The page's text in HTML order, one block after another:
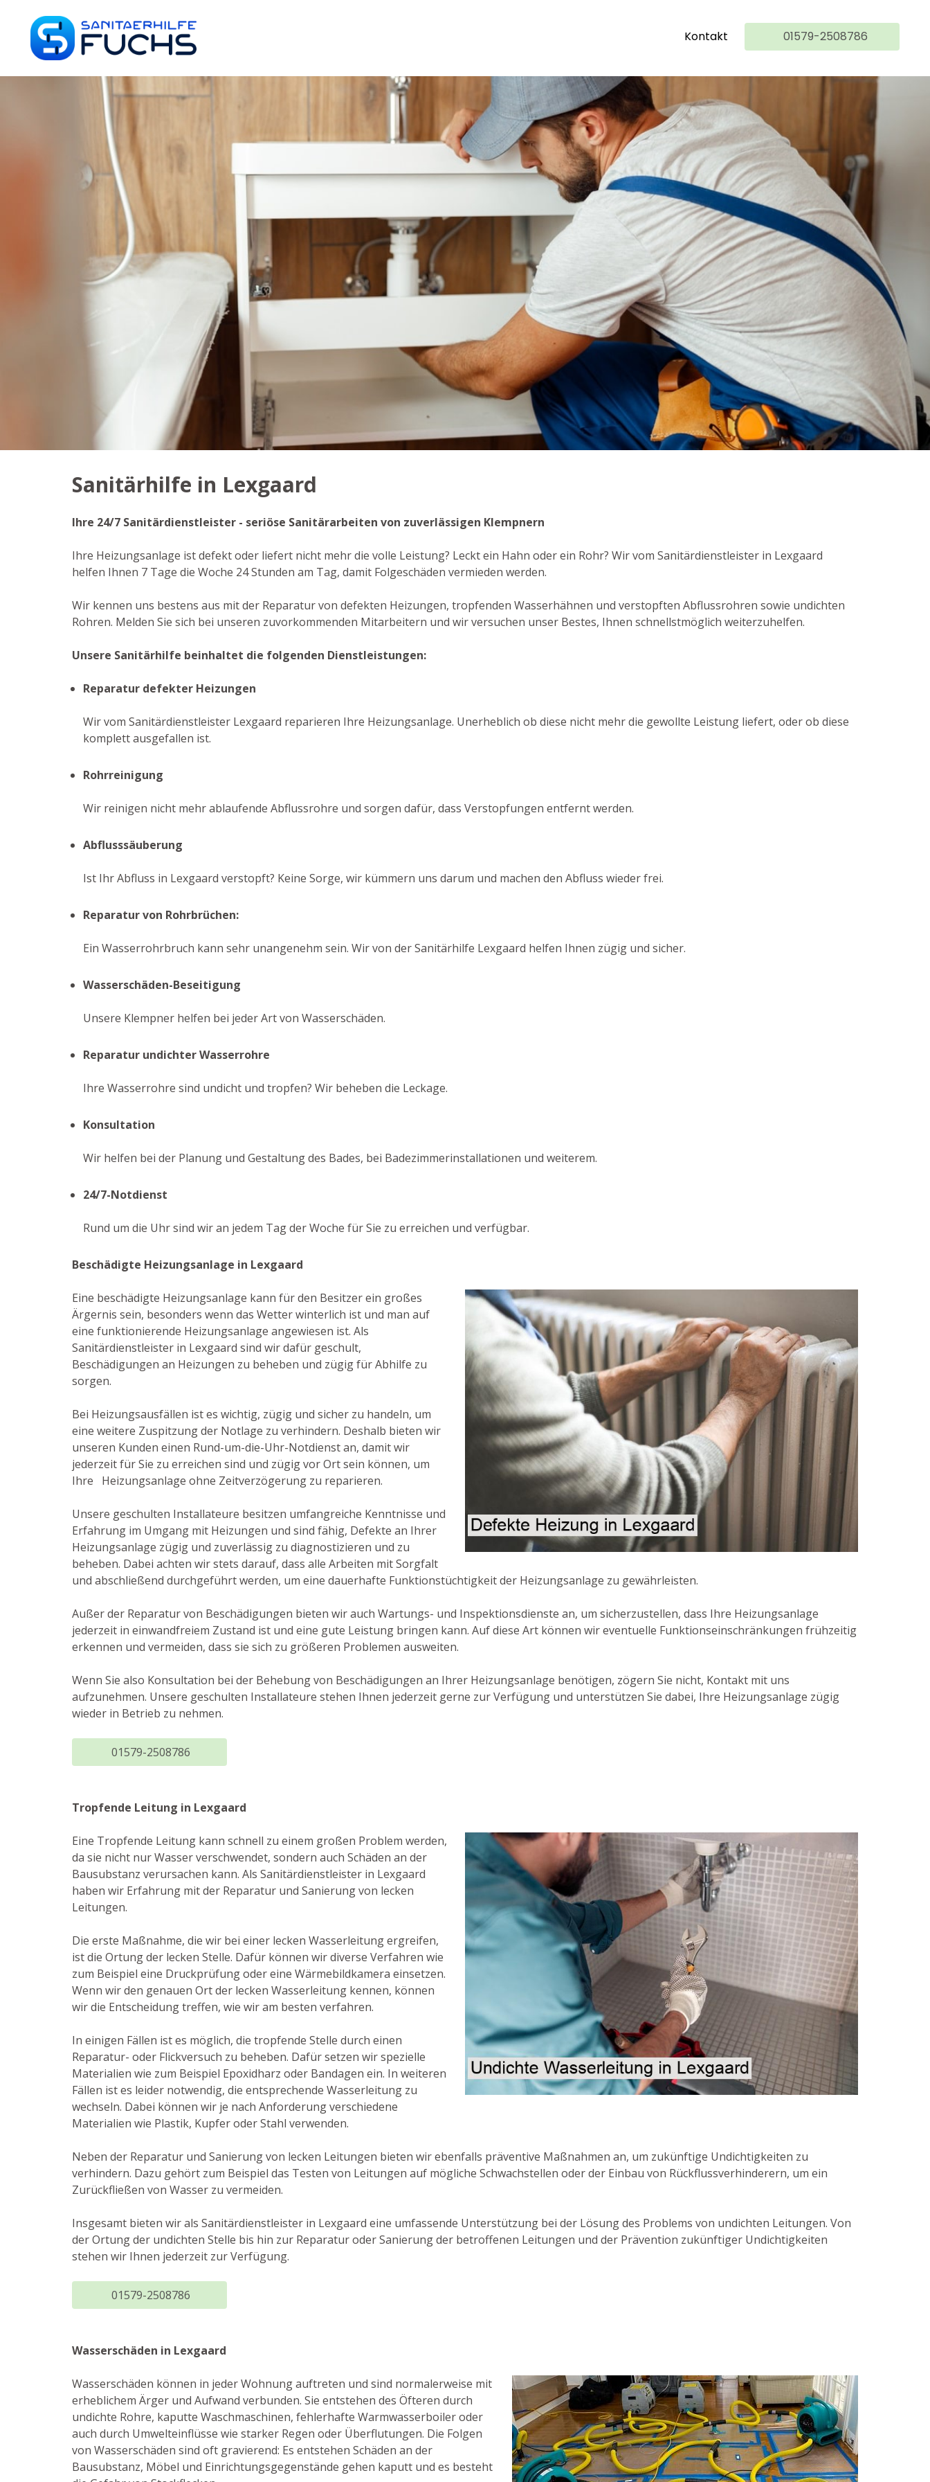
Kontakt 01579-2508786
Sanitärhilfe in Lexgaard
Ihre 24/7 Sanitärdienstleister - seriöse Sanitärarbeiten von zuverlässigen Klempnern
Ihre Heizungsanlage ist defekt oder liefert nicht mehr die volle Leistung? Leckt ein Hahn oder ein Rohr? Wir vom Sanitärdienstleister in Lexgaard
helfen Ihnen 7 Tage die Woche 24 Stunden am Tag, damit Folgeschäden vermieden werden.
Wir kennen uns bestens aus mit der Reparatur von defekten Heizungen, tropfenden Wasserhähnen und verstopften Abflussrohren sowie undichten
Rohren. Melden Sie sich bei unseren zuvorkommenden Mitarbeitern und wir versuchen unser Bestes, Ihnen schnellstmöglich weiterzuhelfen.
Unsere Sanitärhilfe beinhaltet die folgenden Dienstleistungen:
Reparatur defekter Heizungen
Wir vom Sanitärdienstleister Lexgaard reparieren Ihre Heizungsanlage. Unerheblich ob diese nicht mehr die gewollte Leistung liefert, oder ob diese
komplett ausgefallen ist.
Rohrreinigung
Wir reinigen nicht mehr ablaufende Abflussrohre und sorgen dafür, dass Verstopfungen entfernt werden.
Abflusssäuberung
Ist Ihr Abfluss in Lexgaard verstopft? Keine Sorge, wir kümmern uns darum und machen den Abfluss wieder frei.
Reparatur von Rohrbrüchen:
Ein Wasserrohrbruch kann sehr unangenehm sein. Wir von der Sanitärhilfe Lexgaard helfen Ihnen zügig und sicher.
Wasserschäden-Beseitigung
Unsere Klempner helfen bei jeder Art von Wasserschäden.
Reparatur undichter Wasserrohre
Ihre Wasserrohre sind undicht und tropfen? Wir beheben die Leckage.
Konsultation
Wir helfen bei der Planung und Gestaltung des Bades, bei Badezimmerinstallationen und weiterem.
24/7-Notdienst
Rund um die Uhr sind wir an jedem Tag der Woche für Sie zu erreichen und verfügbar.
Beschädigte Heizungsanlage in Lexgaard
Eine beschädigte Heizungsanlage kann für den Besitzer ein großes
Ärgernis sein, besonders wenn das Wetter winterlich ist und man auf
eine funktionierende Heizungsanlage angewiesen ist. Als
Sanitärdienstleister in Lexgaard sind wir dafür geschult,
Beschädigungen an Heizungen zu beheben und zügig für Abhilfe zu
sorgen.
Bei Heizungsausfällen ist es wichtig, zügig und sicher zu handeln, um
eine weitere Zuspitzung der Notlage zu verhindern. Deshalb bieten wir
unseren Kunden einen Rund-um-die-Uhr-Notdienst an, damit wir
jederzeit für Sie zu erreichen sind und zügig vor Ort sein können, um
Ihre Heizungsanlage ohne Zeitverzögerung zu reparieren.
Unsere geschulten Installateure besitzen umfangreiche Kenntnisse und
Erfahrung im Umgang mit Heizungen und sind fähig, Defekte an Ihrer
Heizungsanlage zügig und zuverlässig zu diagnostizieren und zu
beheben. Dabei achten wir stets darauf, dass alle Arbeiten mit Sorgfalt
und abschließend durchgeführt werden, um eine dauerhafte Funktionstüchtigkeit der Heizungsanlage zu gewährleisten.
Außer der Reparatur von Beschädigungen bieten wir auch Wartungs- und Inspektionsdienste an, um sicherzustellen, dass Ihre Heizungsanlage
jederzeit in einwandfreiem Zustand ist und eine gute Leistung bringen kann. Auf diese Art können wir eventuelle Funktionseinschränkungen frühzeitig
erkennen und vermeiden, dass sie sich zu größeren Problemen ausweiten.
Wenn Sie also Konsultation bei der Behebung von Beschädigungen an Ihrer Heizungsanlage benötigen, zögern Sie nicht, Kontakt mit uns
aufzunehmen. Unsere geschulten Installateure stehen Ihnen jederzeit gerne zur Verfügung und unterstützen Sie dabei, Ihre Heizungsanlage zügig
wieder in Betrieb zu nehmen.
01579-2508786
Tropfende Leitung in Lexgaard
Eine Tropfende Leitung kann schnell zu einem großen Problem werden,
da sie nicht nur Wasser verschwendet, sondern auch Schäden an der
Bausubstanz verursachen kann. Als Sanitärdienstleister in Lexgaard
haben wir Erfahrung mit der Reparatur und Sanierung von lecken
Leitungen.
Die erste Maßnahme, die wir bei einer lecken Wasserleitung ergreifen,
ist die Ortung der lecken Stelle. Dafür können wir diverse Verfahren wie
zum Beispiel eine Druckprüfung oder eine Wärmebildkamera einsetzen.
Wenn wir den genauen Ort der lecken Wasserleitung kennen, können
wir die Entscheidung treffen, wie wir am besten verfahren.
In einigen Fällen ist es möglich, die tropfende Stelle durch einen
Reparatur- oder Flickversuch zu beheben. Dafür setzen wir spezielle
Materialien wie zum Beispiel Epoxidharz oder Bandagen ein. In weiteren
Fällen ist es leider notwendig, die entsprechende Wasserleitung zu
wechseln. Dabei können wir je nach Anforderung verschiedene
Materialien wie Plastik, Kupfer oder Stahl verwenden.
Neben der Reparatur und Sanierung von lecken Leitungen bieten wir ebenfalls präventive Maßnahmen an, um zukünftige Undichtigkeiten zu
verhindern. Dazu gehört zum Beispiel das Testen von Leitungen auf mögliche Schwachstellen oder der Einbau von Rückflussverhinderern, um ein
Zurückfließen von Wasser zu vermeiden.
Insgesamt bieten wir als Sanitärdienstleister in Lexgaard eine umfassende Unterstützung bei der Lösung des Problems von undichten Leitungen. Von
der Ortung der undichten Stelle bis hin zur Reparatur oder Sanierung der betroffenen Leitungen und der Prävention zukünftiger Undichtigkeiten
stehen wir Ihnen jederzeit zur Verfügung.
01579-2508786
Wasserschäden in Lexgaard
Wasserschäden können in jeder Wohnung auftreten und sind normalerweise mit
erheblichem Ärger und Aufwand verbunden. Sie entstehen des Öfteren durch
undichte Rohre, kaputte Waschmaschinen, fehlerhafte Warmwasserboiler oder
auch durch Umwelteinflüsse wie starker Regen oder Überflutungen. Die Folgen
von Wasserschäden sind oft gravierend: Es entstehen Schäden an der
Bausubstanz, Möbel und Einrichtungsgegenstände gehen kaputt und es besteht